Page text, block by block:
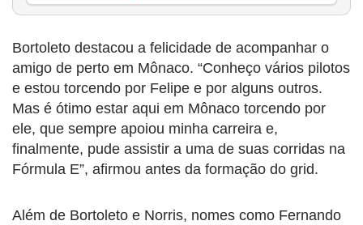
Bortoleto destacou a felicidade de acompanhar o
amigo de perto em Mônaco. “Conheço vários pilotos
e estou torcendo por Felipe e por alguns outros.
Mas é ótimo estar aqui em Mônaco torcendo por
ele, que sempre apoiou minha carreira e,
finalmente, pude assistir a uma de suas corridas na
Fórmula E”, afirmou antes da formação do grid.
Além de Bortoleto e Norris, nomes como Fernando